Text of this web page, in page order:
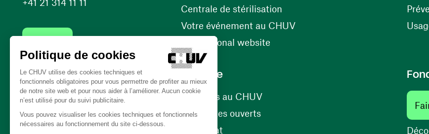
+41 21 314 11 11
(ouvre une nouvelle fenêtre)
Centrale de stérilisation
Votre événement au CHUV(ouvre une nouvelle fenêtre)
International website
Carrière
Carrières au CHUV(ouvre une nouvelle fenêtre)
Nos postes ouverts(ouvre une nouvelle fenêtre)
Bénévolat